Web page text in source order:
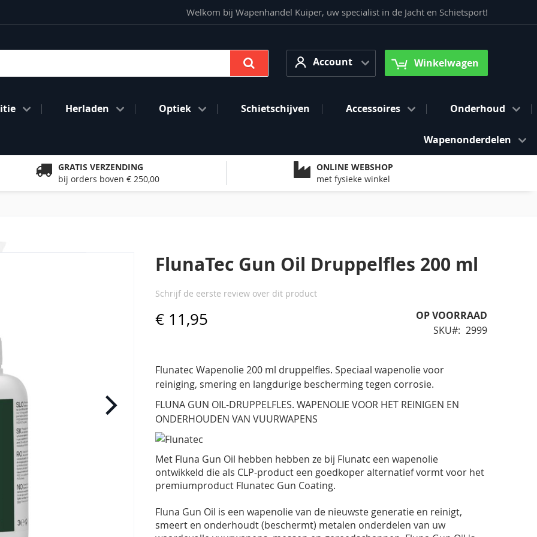
Welkom bij Wapenhandel Kuiper, uw specialist in de Jacht en Schietsport!
AccountAccount Winkelwagen
Herladen Optiek Schietschijven Accessoires Onderhoud
Wapenonderdelen
GRATIS VERZENDING
bij orders boven € 250,00
ONLINE WEBSHOP
met fysieke winkel
FlunaTec Gun Oil Druppelfles 200 ml
Schrijf de eerste review over dit product
€ 11,95
OP VOORRAAD
SKU
2999
Flunatec Wapenolie 200 ml druppelfles. Speciaal wapenolie voor
reiniging, smering en langdurige bescherming tegen corrosie.
FLUNA GUN OIL-DRUPPELFLES. WAPENOLIE VOOR HET REINIGEN EN
ONDERHOUDEN VAN VUURWAPENS
Met Fluna Gun Oil hebben hebben ze bij Flunatc een wapenolie
ontwikkeld die als CLP-product een goedkoper alternatief vormt voor het
premiumproduct Flunatec Gun Coating.
Fluna Gun Oil is een wapenolie van de nieuwste generatie en reinigt,
smeert en onderhoudt (beschermt) metalen onderdelen van uw